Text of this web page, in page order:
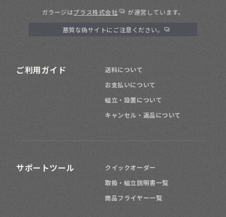
ガラージはプラス株式会社 が運営しています。
悪質な偽サイトにご注意ください。
ご利用ガイド
送料について
お支払いについて
組立・設置について
キャンセル・返品について
サポートツール
クイックオーダー
取扱・組立説明書一覧
商品フライヤー一覧